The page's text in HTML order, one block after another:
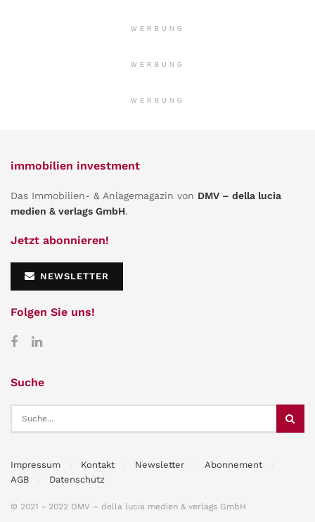
WERBUNG
WERBUNG
WERBUNG
immobilien investment
Das Immobilien- & Anlagemagazin von DMV – della lucia
medien & verlags GmbH.
Jetzt abonnieren!
NEWSLETTER
Folgen Sie uns!
Suche
Impressum Kontakt Newsletter
Abonnement
AGB
Datenschutz
© 2021 - 2022 DMV – della lucia medien & verlags GmbH